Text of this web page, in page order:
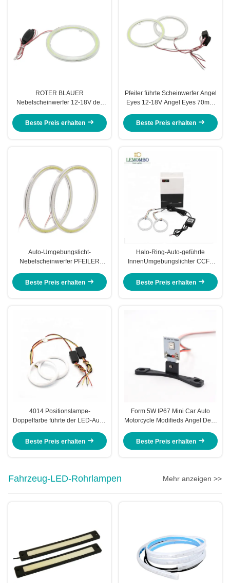
ROTER BLAUER
Nebelscheinwerfer 12-18V des
Angel Eyes
Beste Preis erhalten
Pfeiler führte Scheinwerfer Angel
Eyes 12-18V Angel Eyes 70mm
Beste Preis erhalten
Auto-Umgebungslicht-
Nebelscheinwerfer PFEILER
70mm 80mm 90mm 100mm
110mm
Beste Preis erhalten
Halo-Ring-Auto-geführte
InnenUmgebungslichter CCFL
80mm 95mm 105mm 110mm
Beste Preis erhalten
4014 Positionslampe-
Doppelfarbe führte der LED-Auto-
Angel Eyes Kit
Beste Preis erhalten
Form 5W IP67 Mini Car Auto
Motorcycle Modifieds Angel Devil
Beste Preis erhalten
Fahrzeug-LED-Rohrlampen Mehr anzeigen >>